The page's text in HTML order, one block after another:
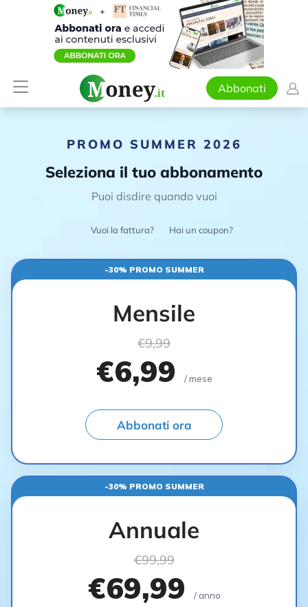
Abbonati
PROMO SUMMER 2026
Seleziona il tuo abbonamento
Puoi disdire quando vuoi
Vuoi la fattura? Hai un coupon?
-30% PROMO SUMMER
Mensile
€9,99
€6,99 / mese
Abbonati ora
-30% PROMO SUMMER
Annuale
€99,99
€69,99 / anno